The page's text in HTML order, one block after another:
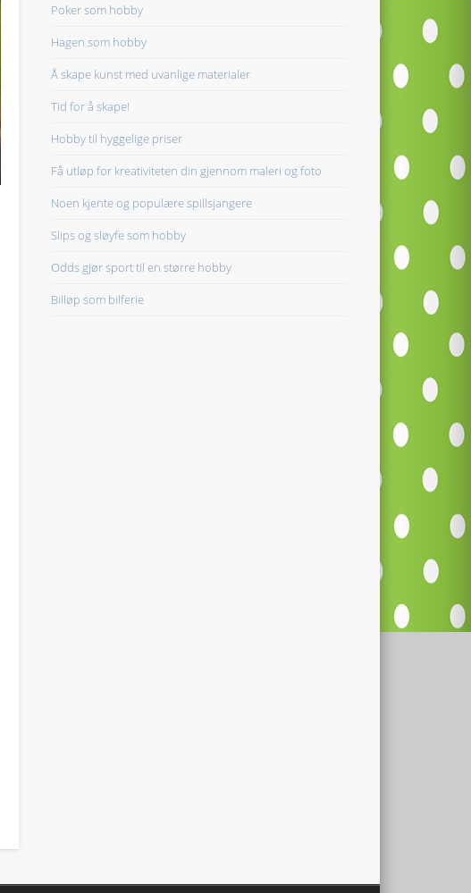
Poker som hobby
Hagen som hobby
Å skape kunst med uvanlige materialer
Tid for å skape!
Hobby til hyggelige priser
Få utløp for kreativiteten din gjennom maleri og foto
Noen kjente og populære spillsjangere
Slips og sløyfe som hobby
Odds gjør sport til en større hobby
Billøp som bilferie